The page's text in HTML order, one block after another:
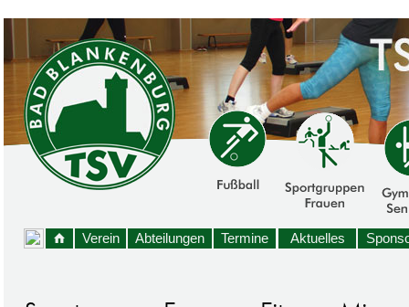
Verein Abteilungen Termine Aktuelles